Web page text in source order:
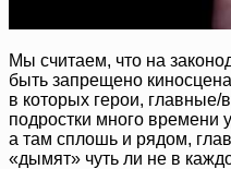
Мы считаем, что на
быть запрещено
в которых герои, главные/
подростки много
а там сплошь и рядом,
«дымят» чуть ли не в